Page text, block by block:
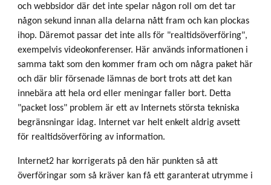
och webbsidor där det inte spelar någon roll om det tar
någon sekund innan alla delarna nått fram och kan plockas
ihop. Däremot passar det inte alls för "realtidsöverföring",
exempelvis videokonferenser. Här används informationen i
samma takt som den kommer fram och om några paket här
och där blir försenade lämnas de bort trots att det kan
innebära att hela ord eller meningar faller bort. Detta
"packet loss" problem är ett av Internets största tekniska
begränsningar idag. Internet var helt enkelt aldrig avsett
för realtidsöverföring av information.
Internet2 har korrigerats på den här punkten så att
överföringar som så kräver kan få ett garanterat utrymme i